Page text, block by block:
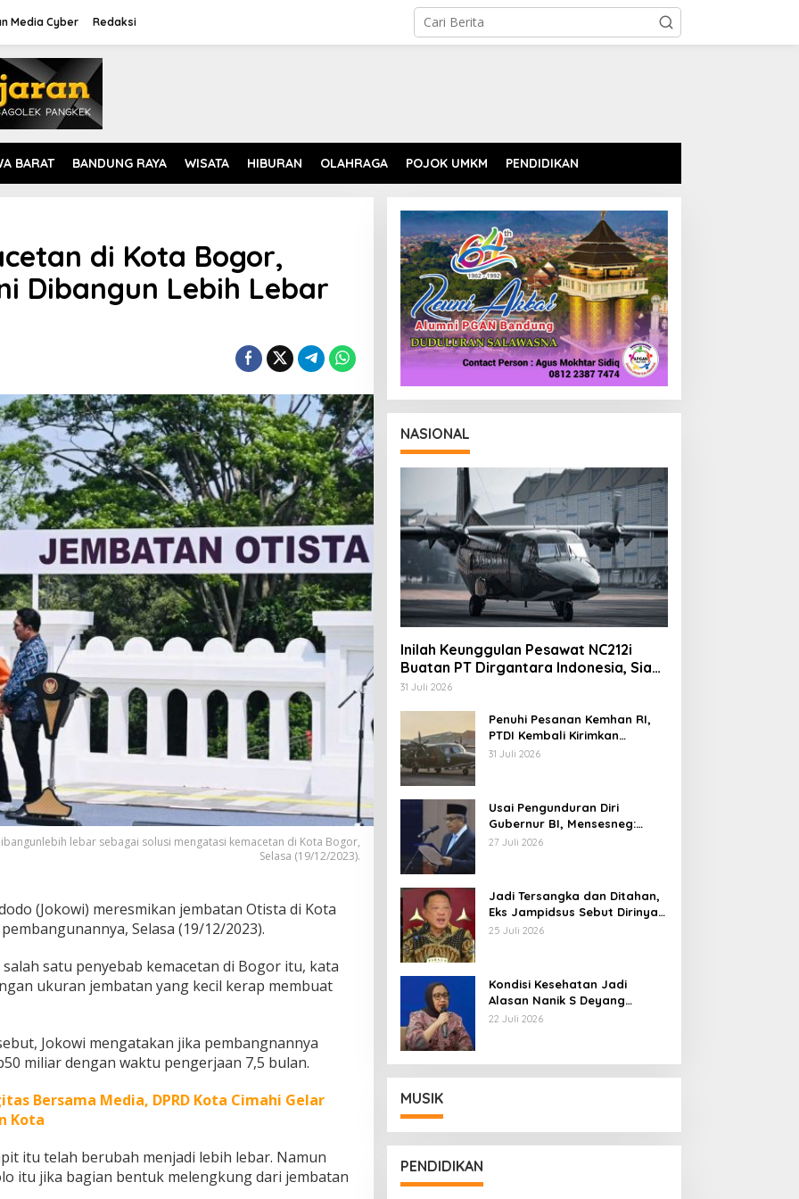
Media Cyber Redaksi
BARAT BANDUNG RAYA WISATA HIBURAN OLAHRAGA POJOK UMKM PENDIDIKAN
di Kota Bogor,
Dibangun Lebih Lebar
lebar sebagai solusi mengatasi kemacetan di Kota Bogor,
Selasa (19/12/2023).
(Jokowi) meresmikan jembatan Otista di Kota
Selasa (19/12/2023).
satu penyebab kemacetan di Bogor itu, kata
ukuran jembatan yang kecil kerap membuat
Jokowi mengatakan jika pembangnannya
miliar dengan waktu pengerjaan 7,5 bulan.
Bersama Media, DPRD Kota Cimahi Gelar
Kota
itu telah berubah menjadi lebih lebar. Namun
itu jika bagian bentuk melengkung dari jembatan
NASIONAL
Inilah Keunggulan Pesawat NC212i
Buatan PT Dirgantara Indonesia, Siap
Dukung Berbagai Operasi TNI
31 Juli 2026
Penuhi Pesanan Kemhan RI,
PTDI Kembali Kirimkan
Pesawat NC212i ke Pangkalan
31 Juli 2026
Usai Pengunduran Diri
Gubernur BI, Mensesneg:
Segera Terbit Keppres
27 Juli 2026
Jadi Tersangka dan Ditahan,
Eks Jampidsus Sebut Dirinya
Korban Kriminalisasi
25 Juli 2026
Kondisi Kesehatan Jadi
Alasan Nanik S Deyang
Mundur dari BGN, Prabowo
22 Juli 2026
MUSIK
PENDIDIKAN